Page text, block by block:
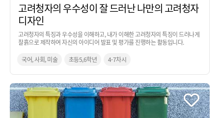
고려청자의 우수성이 잘 드러난 나만의 고려청자
디자인
고려청자의 특징과 우수성을 이해하고, 내가 이해한 고려청자의 특징이 드러나게
찰흙으로 제작하여 자신의 아이디어 발표 및 평가를 진행하는 활동입니다.
국어, 사회, 미술 초등5,6학년 4-7차시